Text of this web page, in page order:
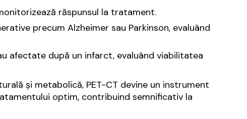
răspunsul la tratament.
precum Alzheimer sau Parkinson, evaluând
afectate după un infarct, evaluând viabilitatea
și metabolică, PET-CT devine un instrument
optim, contribuind semnificativ la